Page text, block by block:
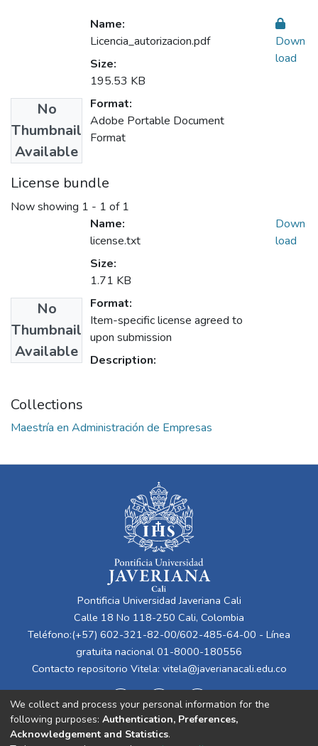
No
Thumbnail
Available
Name:
Licencia_autorizacion.pdf
Size:
195.53 KB
Format:
Adobe Portable Document
Format
Down
load
License bundle
Now showing 1 - 1 of 1
No
Thumbnail
Available
Name:
license.txt
Size:
1.71 KB
Format:
Item-specific license agreed to
upon submission
Description:
Down
load
Collections
Maestría en Administración de Empresas
Pontificia Universidad Javeriana Cali
Calle 18 No 118-250 Cali, Colombia
Teléfono:(+57) 602-321-82-00/602-485-64-00 - Línea
gratuita nacional 01-8000-180556
Contacto repositorio Vitela: vitela@javerianacali.edu.co
We collect and process your personal information for the
following purposes: Authentication, Preferences,
Acknowledgement and Statistics.